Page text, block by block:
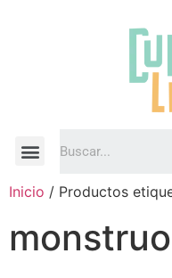
Inicio / Productos
monstruo